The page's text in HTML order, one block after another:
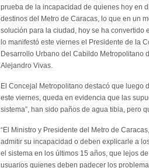
prueba de la incapacidad de quienes hoy en
destinos del Metro de Caracas, lo que en un
solución para la ciudad, hoy se ha convertido
lo manifestó este viernes el Presidente de la
Desarrollo Urbano del Cabildo Metropolitano
Alejandro Vivas.
El Concejal Metropolitano destacó que luego
este viernes, queda en evidencia que las
sistema”, han sido paños de agua tibia, pero
“El Ministro y Presidente del Metro de
admitir su incapacidad o deben explicarle a
el sistema en los últimos 15 años, que lejos
usuarios quienes deben padecer los